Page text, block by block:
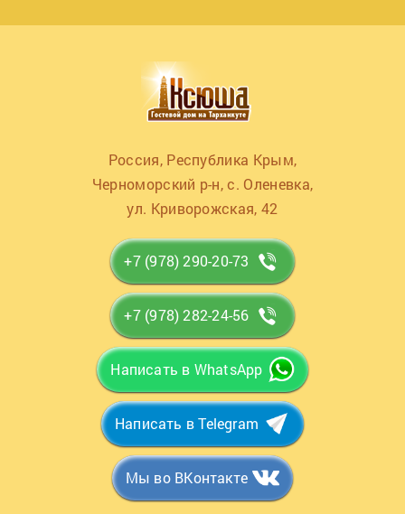
Россия, Республика Крым,
Черноморский р-н, с. Оленевка,
ул. Криворожская, 42
+7 (978) 290-20-73
+7 (978) 282-24-56
Написать в WhatsApp
Написать в Telegram
Мы во ВКонтакте